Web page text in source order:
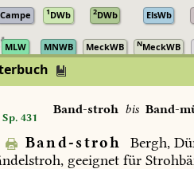
Campe 1DWb 2DWb ElsWb
MLW MNWB MeckWB NMeckWB
431
Band-stroh bis Band-
Band-stroh Bergh,
geeignet für